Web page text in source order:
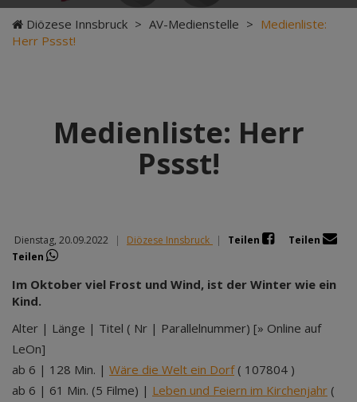
Diözese Innsbruck > AV-Medienstelle > Medienliste:
Herr Pssst!
Medienliste: Herr
Pssst!
Dienstag, 20.09.2022 | Diözese Innsbruck | Teilen
Teilen
Teilen
Im Oktober viel Frost und Wind, ist der Winter wie ein
Kind.
Alter | Länge | Titel ( Nr | Parallelnummer) [» Online auf
LeOn]
ab 6 | 128 Min. | Wäre die Welt ein Dorf( 107804 )
ab 6 | 61 Min. (5 Filme) | Leben und Feiern im Kirchenjahr (